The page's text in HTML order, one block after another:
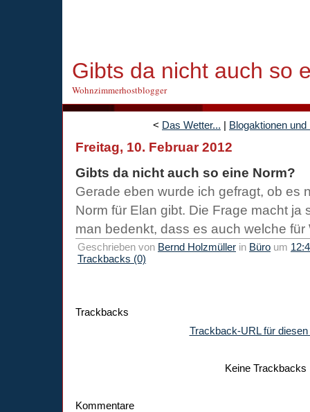
Gibts da nicht auch so
Wohnzimmerhostblogger
< Das Wetter... | Blogaktionen und
Freitag, 10. Februar 2012
Gibts da nicht auch so eine Norm?
Gerade eben wurde ich gefragt, ob es
Norm für Elan gibt. Die Frage macht ja
man bedenkt, dass es auch welche
Geschrieben von Bernd Holzmüller in Büro um
Trackbacks (0)
Trackbacks
Trackback-URL für diesen
Keine Trackbacks
Kommentare